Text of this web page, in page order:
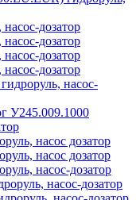
дозатор
дозатор
дозатор
дозатор
насос-
У245.009.1000
насос дозатор
насос дозатор
насос-дозатор
насос-дозатор